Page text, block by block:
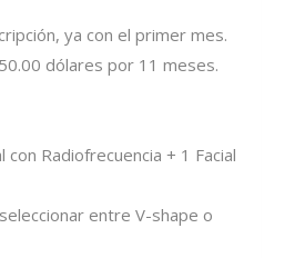
ya con el primer mes.
dólares por 11 meses.
con Radiofrecuencia + 1 Facial
entre V-shape o